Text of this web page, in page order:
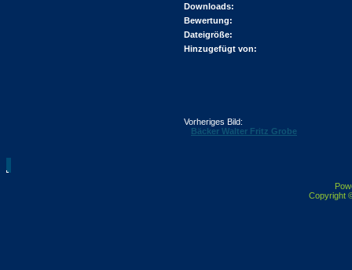
Downloads:
Bewertung:
Dateigröße:
Hinzugefügt von:
Vorheriges Bild:
Bäcker Walter Fritz Grobe
Copyright